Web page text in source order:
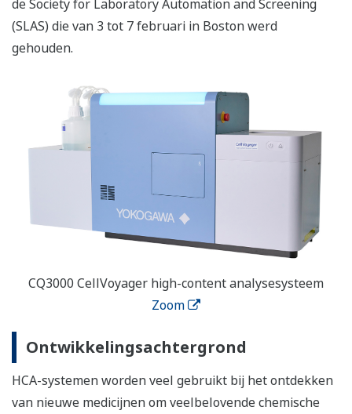
de Society for Laboratory Automation and Screening
(SLAS) die van 3 tot 7 februari in Boston werd
gehouden.
CQ3000 CellVoyager high-content analysesysteem
Zoom
Ontwikkelingsachtergrond
HCA-systemen worden veel gebruikt bij het ontdekken
van nieuwe medicijnen om veelbelovende chemische